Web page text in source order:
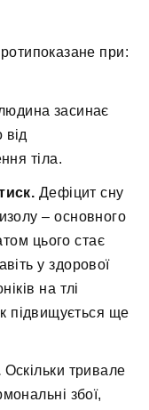
при:
засинає
тіла.
Дефіцит сну
– основного
цього стає
у здорової
на тлі
підвищується ще
Оскільки тривале
збої,